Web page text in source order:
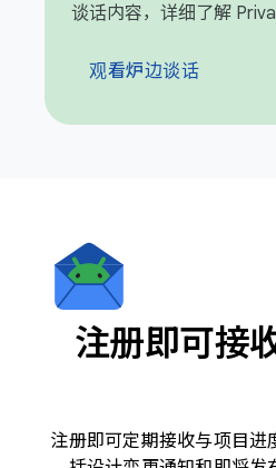
谈话内容，详细了解
观看炉边谈话
注册即可接
注册即可定期接收与项目进